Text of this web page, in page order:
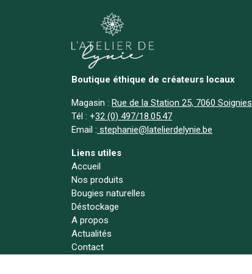
Boutique éthique de créateurs locaux
Magasin : Rue de la Station 25, 7060 Soignies
Tél : +32 (0) 497/18.05.47
Email : stephanie@latelierdelynie.be
Liens utiles
Accueil
Nos produits
Bougies naturelles
Déstockage
A propos
Actualités
Contact